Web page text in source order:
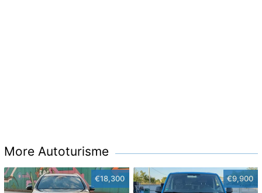
More Autoturisme
€18,300 €9,900